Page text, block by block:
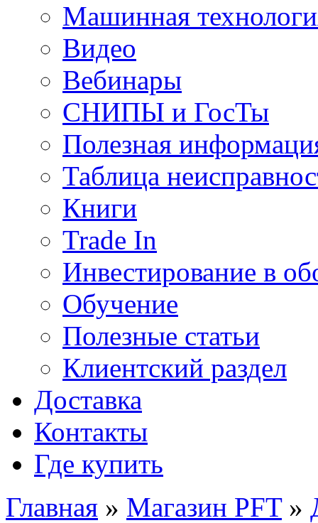
Машинная
Видео
Вебинары
СНИПЫ и ГосТы
Полезная
Таблица
Книги
Trade In
Инвестирование в
Обучение
Полезные статьи
Клиентский раздел
Доставка
Контакты
Где купить
Главная » Магазин PFT»